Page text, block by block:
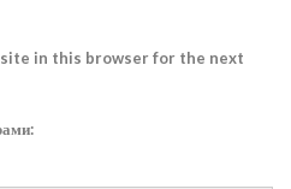
in this browser for the next